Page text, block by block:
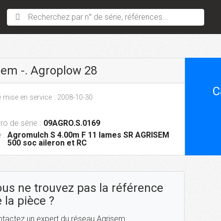
Recherchez par n° de série, références...
-. Agroplow 28
mise en service : 2008-10-30
de série : 09AGRO.S.0169
: Agromulch S 4.00m F 11 lames SR AGRISEM
500 soc aileron et RC
ne trouvez pas la référence
la pièce ?
un expert du réseau Agrisem.